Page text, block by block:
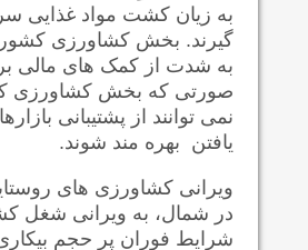
به زیان کشت مواد غذایی
گیرند. بخش کشاورزی
به شدت از کمک های مالی
صورتی که بخش کشاورزی
نمی توانند از پشتیبانی
یافتن بهره مند شوند.
ویرانی کشاورزی های
در شمال، به ویرانی شغل
شرایط فوران پر حجم